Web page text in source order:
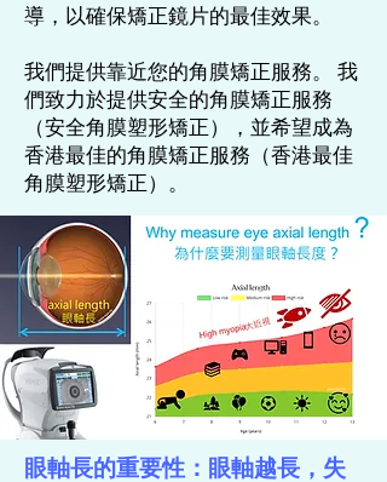
導，以確保矯正鏡片的最佳效果。
我們提供靠近您的角膜矯正服務。 我
們致力於提供安全的角膜矯正服務
（安全角膜塑形矯正），並希望成為
香港最佳的角膜矯正服務（香港最佳
角膜塑形矯正）。
眼軸長的重要性：眼軸越長，失